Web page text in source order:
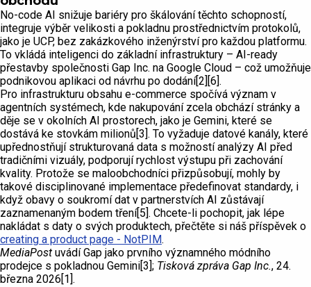
No-code AI snižuje bariéry pro škálování těchto schopností,
integruje výběr velikosti a pokladnu prostřednictvím protokolů,
jako je UCP, bez zakázkového inženýrství pro každou platformu.
To vkládá inteligenci do základní infrastruktury – AI-ready
přestavby společnosti Gap Inc. na Google Cloud – což umožňuje
podnikovou aplikaci od návrhu po dodání[2][6].
Pro infrastrukturu obsahu e-commerce spočívá význam v
agentních systémech, kde nakupování zcela obchází stránky a
děje se v okolních AI prostorech, jako je Gemini, které se
dostává ke stovkám milionů[3]. To vyžaduje datové kanály, které
upřednostňují strukturovaná data s možností analýzy AI před
tradičními vizuály, podporují rychlost výstupu při zachování
kvality. Protože se maloobchodníci přizpůsobují, mohly by
takové disciplinované implementace předefinovat standardy, i
když obavy o soukromí dat v partnerstvích AI zůstávají
zaznamenaným bodem tření[5]. Chcete-li pochopit, jak lépe
nakládat s daty o svých produktech, přečtěte si náš příspěvek o
creating a product page - NotPIM.
MediaPost uvádí Gap jako prvního významného módního
prodejce s pokladnou Gemini[3]; Tisková zpráva Gap Inc., 24.
března 2026[1].